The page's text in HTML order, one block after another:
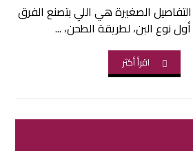
الصغيرة هي اللي بتصنع الفرق
أول نوع البن، لطريقة الطحن، ...
اقرأ أكثر